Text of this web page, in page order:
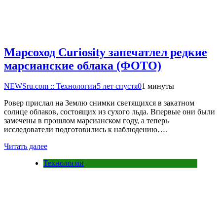
Марсоход Curiosity запечатлел редкие
марсианские облака (ФОТО)
NEWSru.com :: Технологии5 лет спустя01 минуты
Ровер прислал на Землю снимки светящихся в закатном
солнце облаков, состоящих из сухого льда. Впервые они были
замечены в прошлом марсианском году, а теперь
исследователи подготовились к наблюдению….
Читать далее
Технологии